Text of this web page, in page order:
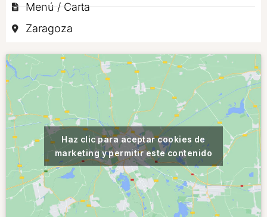
Menú / Carta
Zaragoza
Haz clic para aceptar cookies de
marketing y permitir este contenido